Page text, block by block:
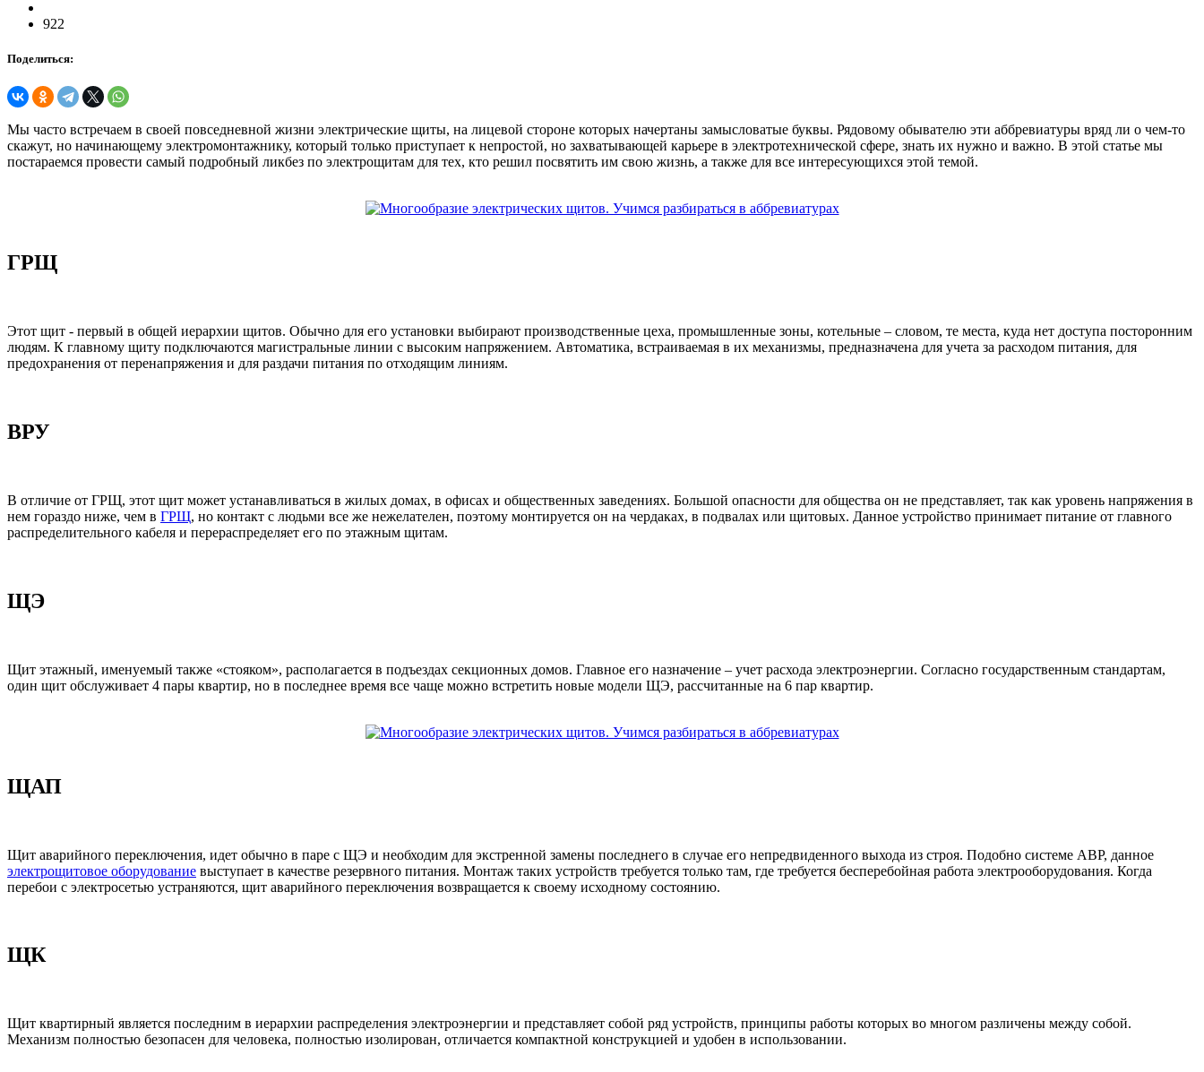
922
Поделиться:
Мы часто встречаем в своей повседневной жизни электрические щиты, на лицевой стороне которых начертаны замысловатые буквы. Рядовому обывателю эти аббревиатуры вряд ли о чем-то
скажут, но начинающему электромонтажнику, который только приступает к непростой, но захватывающей карьере в электротехнической сфере, знать их нужно и важно. В этой статье мы
постараемся провести самый подробный ликбез по электрощитам для тех, кто решил посвятить им свою жизнь, а также для все интересующихся этой темой.
ГРЩ
Этот щит - первый в общей иерархии щитов. Обычно для его установки выбирают производственные цеха, промышленные зоны, котельные – словом, те места, куда нет доступа посторонним
людям. К главному щиту подключаются магистральные линии с высоким напряжением. Автоматика, встраиваемая в их механизмы, предназначена для учета за расходом питания, для
предохранения от перенапряжения и для раздачи питания по отходящим линиям.
ВРУ
В отличие от ГРЩ, этот щит может устанавливаться в жилых домах, в офисах и общественных заведениях. Большой опасности для общества он не представляет, так как уровень напряжения в
нем гораздо ниже, чем в ГРЩ, но контакт с людьми все же нежелателен, поэтому монтируется он на чердаках, в подвалах или щитовых. Данное устройство принимает питание от главного
распределительного кабеля и перераспределяет его по этажным щитам.
ЩЭ
Щит этажный, именуемый также «стояком», располагается в подъездах секционных домов. Главное его назначение – учет расхода электроэнергии. Согласно государственным стандартам,
один щит обслуживает 4 пары квартир, но в последнее время все чаще можно встретить новые модели ЩЭ, рассчитанные на 6 пар квартир.
ЩАП
Щит аварийного переключения, идет обычно в паре с ЩЭ и необходим для экстренной замены последнего в случае его непредвиденного выхода из строя. Подобно системе АВР, данное
электрощитовое оборудование выступает в качестве резервного питания. Монтаж таких устройств требуется только там, где требуется бесперебойная работа электрооборудования. Когда
перебои с электросетью устраняются, щит аварийного переключения возвращается к своему исходному состоянию.
ЩК
Щит квартирный является последним в иерархии распределения электроэнергии и представляет собой ряд устройств, принципы работы которых во многом различены между собой.
Механизм полностью безопасен для человека, полностью изолирован, отличается компактной конструкцией и удобен в использовании.